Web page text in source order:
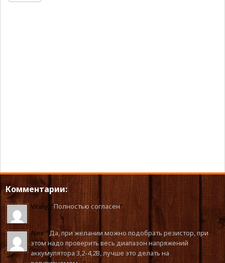
Комментарии:
Vitaliy : “Полностью согласен”
Alex: “Да, при желании можно подобрать резистор, при
этом надо проверить весь диапазон напряжений
аккумулятора 3,2-4,2В, лучше это делать на